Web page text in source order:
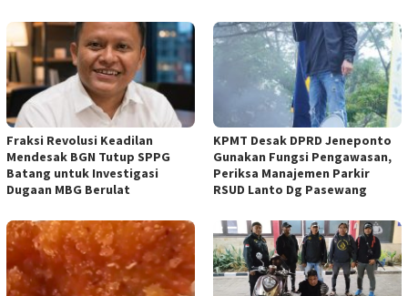
Fraksi Revolusi Keadilan
Mendesak BGN Tutup SPPG
Batang untuk Investigasi
Dugaan MBG Berulat
KPMT Desak DPRD Jeneponto
Gunakan Fungsi Pengawasan,
Periksa Manajemen Parkir
RSUD Lanto Dg Pasewang